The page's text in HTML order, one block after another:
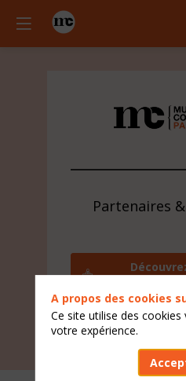
Partenaires
Contactez
A propos des cookies
Ce site utilise des
votre expérience.